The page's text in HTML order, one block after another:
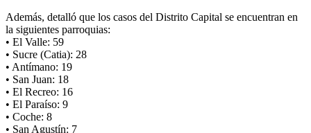
Además, detalló que los casos del Distrito Capital se encuentran en
la siguientes parroquias:
• El Valle: 59
• Sucre (Catia): 28
• Antímano: 19
• San Juan: 18
• El Recreo: 16
• El Paraíso: 9
• Coche: 8
• San Agustín: 7